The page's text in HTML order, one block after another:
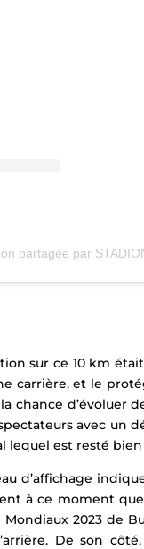
partagée par
sur ce 10 km
carrière, et le
chance d’évoluer
avec un
est resté bien
d’affichage
à ce moment
2023 de
De son